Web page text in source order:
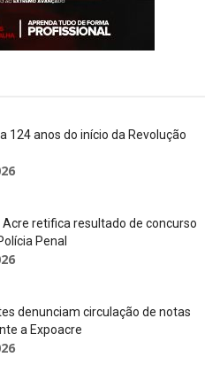
124 anos do início da Revolução
Acre retifica resultado de concurso
Penal
denunciam circulação de notas
a Expoacre